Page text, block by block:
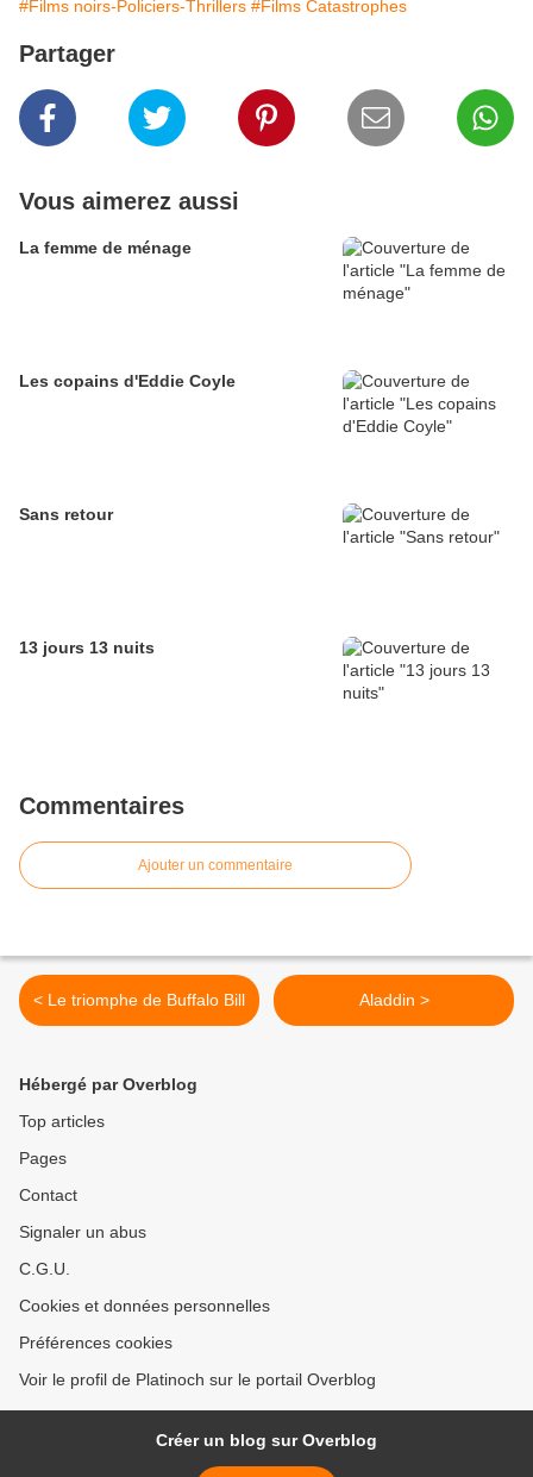
#Films noirs-Policiers-Thrillers #Films Catastrophes
Partager
Vous aimerez aussi
La femme de ménage
Les copains d'Eddie Coyle
Sans retour
13 jours 13 nuits
Commentaires
Ajouter un commentaire
< Le triomphe de Buffalo Bill Aladdin >
Hébergé par Overblog
Top articles
Pages
Contact
Signaler un abus
C.G.U.
Cookies et données personnelles
Préférences cookies
Voir le profil de Platinoch sur le portail Overblog
Créer un blog sur Overblog